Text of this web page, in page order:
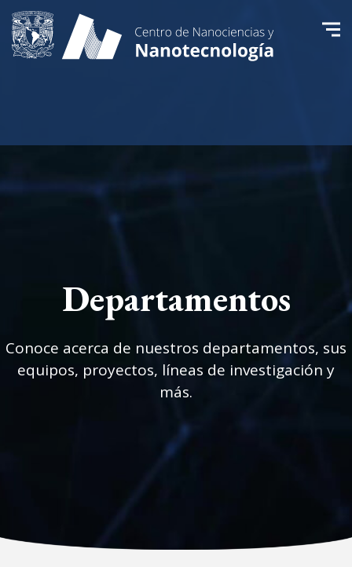
Departamentos
Conoce acerca de nuestros departamentos, sus
equipos, proyectos, líneas de investigación y
más.